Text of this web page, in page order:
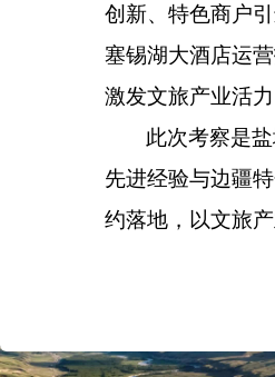
创新、特色商户
塞锡湖大酒店运
激发文旅产业活
此次考察是
先进经验与边疆
约落地，以文旅